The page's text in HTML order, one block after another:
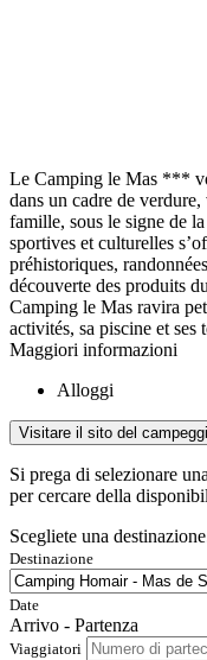
Le Camping le Mas ***
dans un cadre de
famille, sous le signe de
sportives et culturelles
préhistoriques,
découverte des produits
Camping le Mas ravira
activités, sa piscine et ses
Maggiori informazioni
Alloggi
Visitare il sito del
Si prega di selezionare
per cercare della
Scegliete una
Destinazione
Date
Arrivo - Partenza
Viaggiatori